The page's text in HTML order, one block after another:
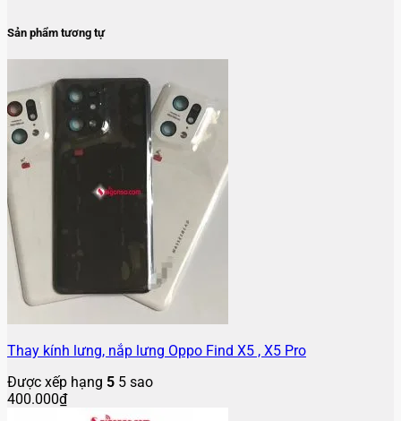
Sản phẩm tương tự
Thay kính lưng, nắp lưng Oppo Find X5 , X5 Pro
Được xếp hạng 5 5 sao
400.000₫